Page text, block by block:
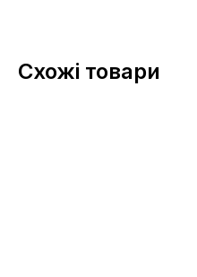
Схожі товари